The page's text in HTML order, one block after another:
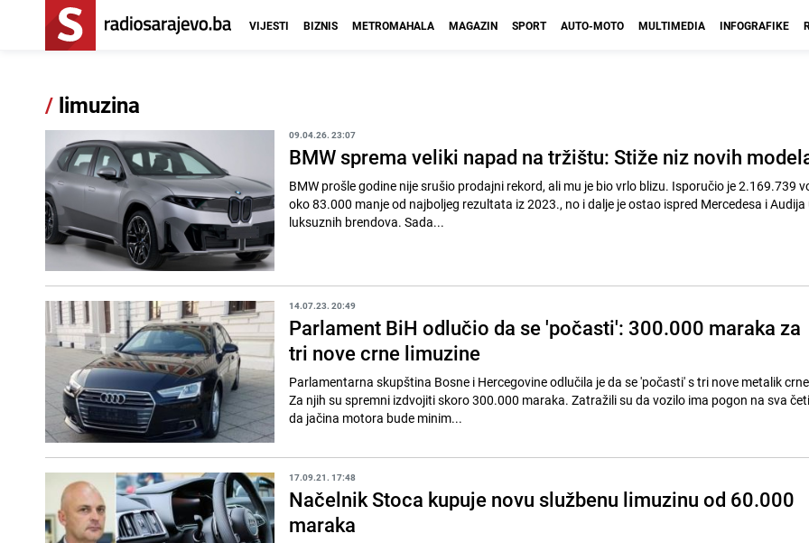
VIJESTI BIZNIS METROMAHALA MAGAZIN SPORT AUTO-MOTO MULTIMEDIA INFOGRAFIKE
/ limuzina
09.04.26. 23:07
BMW sprema veliki napad na tržištu: Stiže niz novih
BMW prošle godine nije srušio prodajni rekord, ali mu je bio vrlo blizu. Isporučio je 2.169.739
oko 83.000 manje od najboljeg rezultata iz 2023., no i dalje je ostao ispred Mercedesa i
luksuznih brendova. Sada...
14.07.23. 20:49
Parlament BiH odlučio da se 'počasti': 300.000 maraka za
tri nove crne limuzine
Parlamentarna skupština Bosne i Hercegovine odlučila je da se 'počasti' s tri nove metalik
Za njih su spremni izdvojiti skoro 300.000 maraka. Zatražili su da vozilo ima pogon na sva
da jačina motora bude minim...
17.09.21. 17:48
Načelnik Stoca kupuje novu službenu limuzinu od 60.000
maraka